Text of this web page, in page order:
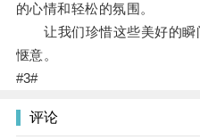
的心情和轻松的氛围。
让我们珍惜这些美好的瞬
惬意。
#3#
评论